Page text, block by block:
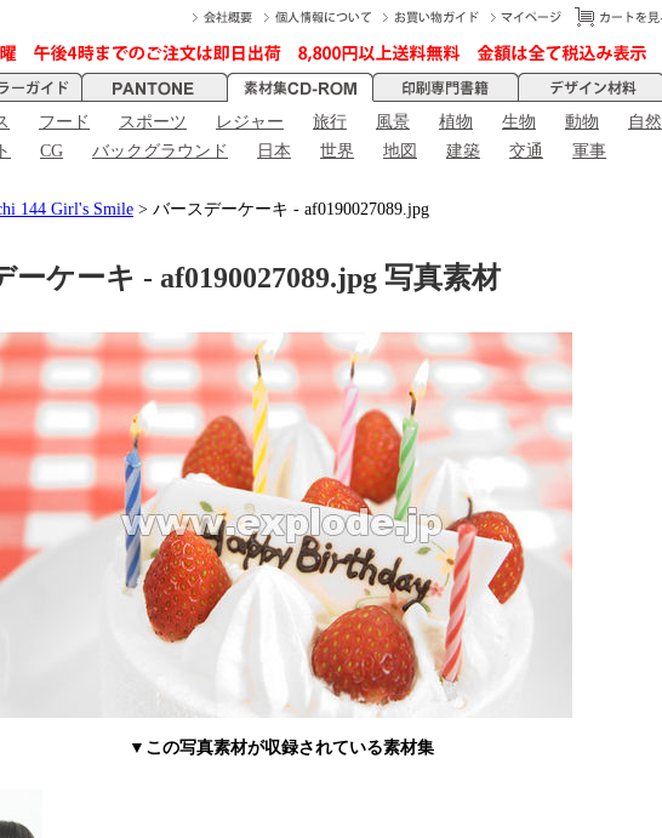
フード スポーツ レジャー 旅行 風景 植物 生物 動物
自然
CG バックグラウンド 日本 世界 地図 建築 交通 軍事
144 Girl's Smile > バースデーケーキ - af0190027089.jpg
ーケーキ - af0190027089.jpg 写真素材
▼この写真素材が収録されている素材集